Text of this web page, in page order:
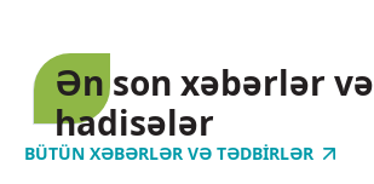
Ən son xəbərlər və
hadisələr
BÜTÜN XƏBƏRLƏR VƏ TƏDBIRLƏR